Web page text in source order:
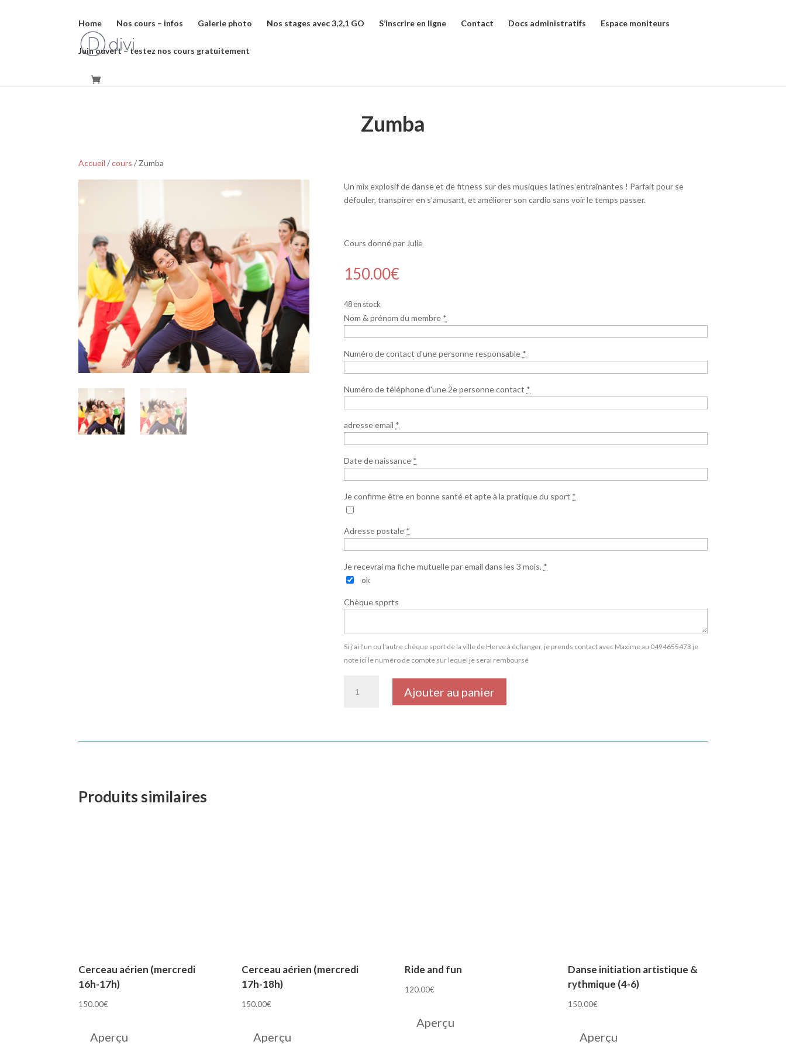
Home Nos cours – infos Galerie photo Nos stages avec 3,2,1 GO S’inscrire en ligne Contact Docs administratifs Espace moniteurs
Juin ouvert – testez nos cours gratuitement
Zumba
Accueil /cours / Zumba
Un mix explosif de danse et de fitness sur des musiques latines entraînantes ! Parfait pour se
défouler, transpirer en s’amusant, et améliorer son cardio sans voir le temps passer.
Cours donné par Julie
150.00€
48 en stock
Nom & prénom du membre *
Numéro de contact d'une personne responsable *
Numéro de téléphone d'une 2e personne contact *
adresse email *
Date de naissance *
Je confirme être en bonne santé et apte à la pratique du sport *
Adresse postale *
Je recevrai ma fiche mutuelle par email dans les 3 mois. *
ok
Chèque spprts
Si j'ai l'un ou l'autre chèque sport de la ville de Herve à échanger, je prends contact avec Maxime au 0494655473 je
note ici le numéro de compte sur lequel je serai remboursé
Ajouter au panier
Produits similaires
Cerceau aérien (mercredi
16h-17h)
150.00€
Aperçu
Cerceau aérien (mercredi
17h-18h)
150.00€
Aperçu
Ride and fun
120.00€
Aperçu
Danse initiation artistique &
rythmique (4-6)
150.00€
Aperçu